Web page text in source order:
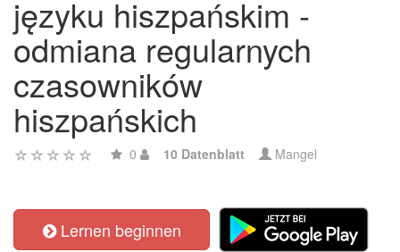
języku hiszpańskim -
odmiana regularnych
czasowników
hiszpańskich
0 10 Datenblatt Mangel
Lernen beginnen